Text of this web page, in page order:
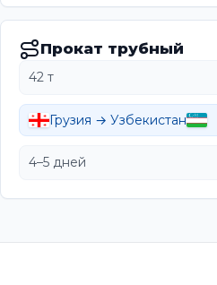
Прокат трубный
42 т
Грузия → Узбекистан
4–5 дней